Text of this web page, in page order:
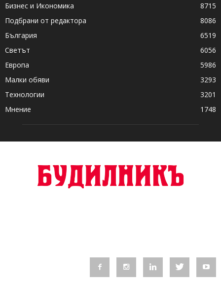
Бизнес и Икономика
8715
Подбрани от редактора
8086
България
6519
Светът
6056
Европа
5986
Малки обяви
3293
Технологии
3201
Мнение
1748